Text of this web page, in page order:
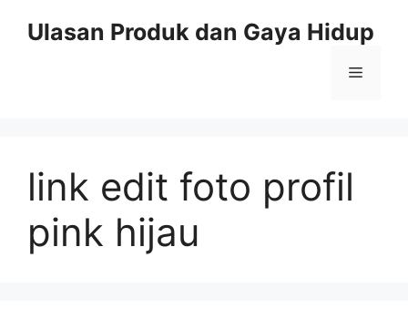
Ulasan Produk dan Gaya Hidup
Menu
link edit foto profil
pink hijau